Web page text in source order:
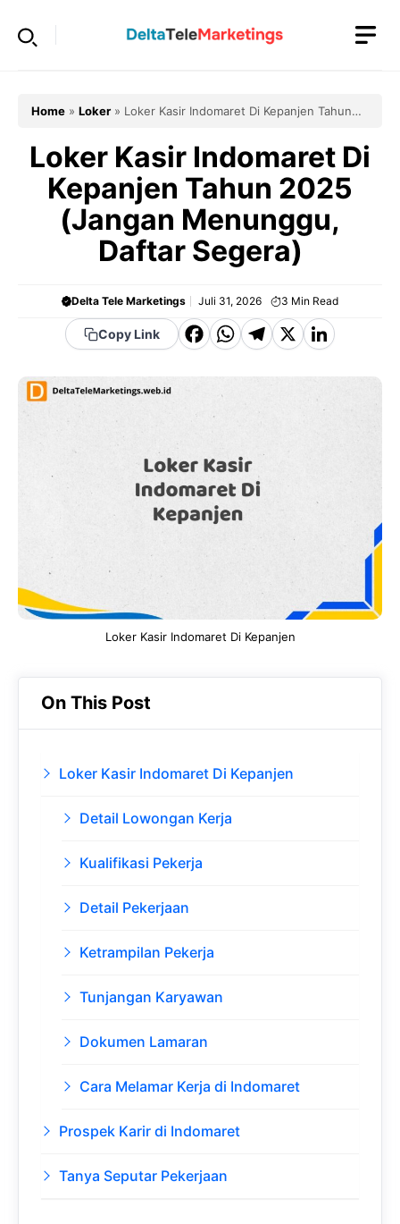
Home » Loker » Loker Kasir Indomaret Di Kepanjen Tahun
Loker Kasir Indomaret Di
Kepanjen Tahun 2025
(Jangan Menunggu,
Daftar Segera)
Delta Tele Marketings Juli 31, 2026 3 Min Read
Copy Link
F
e
o
o
W
a
t
s
A
p
p
T
g
a
m
X Li
k
e
Loker Kasir Indomaret Di Kepanjen
On This Post
Loker Kasir Indomaret Di Kepanjen
Detail Lowongan Kerja
Kualifikasi Pekerja
Detail Pekerjaan
Ketrampilan Pekerja
Tunjangan Karyawan
Dokumen Lamaran
Cara Melamar Kerja di Indomaret
Prospek Karir di Indomaret
Tanya Seputar Pekerjaan